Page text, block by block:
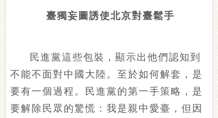
臺獨妄圖誘使北京對臺鬆手
民進黨這些包裝，顯示出他們認知到
不能不面對中國大陸。至於如何解套，是
要有一個過程。民進黨的第一手策略，是
要解除民眾的驚慌：我是親中愛臺，但因